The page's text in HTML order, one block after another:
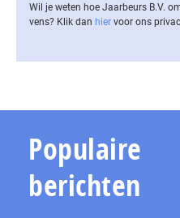
Wil je weten hoe Jaarbeurs B.V.
vens? Klik dan hier voor ons
Populaire
berichten